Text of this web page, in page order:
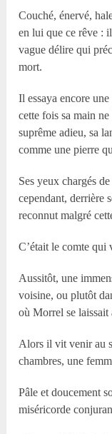
Couché, énervé,
en lui que ce rêve :
vague délire qui
mort.
Il essaya encore
cette fois sa main
suprême adieu, sa
comme une pierre
Ses yeux chargés
cependant, derrière
reconnut malgré
C’était le comte qui
Aussitôt, une
voisine, ou plutôt
où Morrel se laissait
Alors il vit venir au
chambres, une
Pâle et doucement
miséricorde